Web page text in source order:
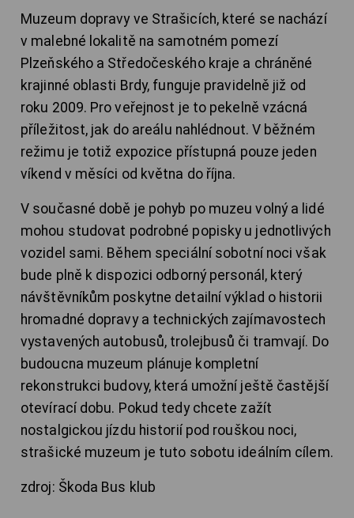
Muzeum dopravy ve Strašicích, které se nachází
v malebné lokalitě na samotném pomezí
Plzeňského a Středočeského kraje a chráněné
krajinné oblasti Brdy, funguje pravidelně již od
roku 2009. Pro veřejnost je to pekelně vzácná
příležitost, jak do areálu nahlédnout. V běžném
režimu je totiž expozice přístupná pouze jeden
víkend v měsíci od května do října.
V současné době je pohyb po muzeu volný a lidé
mohou studovat podrobné popisky u jednotlivých
vozidel sami. Během speciální sobotní noci však
bude plně k dispozici odborný personál, který
návštěvníkům poskytne detailní výklad o historii
hromadné dopravy a technických zajímavostech
vystavených autobusů, trolejbusů či tramvají. Do
budoucna muzeum plánuje kompletní
rekonstrukci budovy, která umožní ještě častější
otevírací dobu. Pokud tedy chcete zažít
nostalgickou jízdu historií pod rouškou noci,
strašické muzeum je tuto sobotu ideálním cílem.
zdroj: Škoda Bus klub